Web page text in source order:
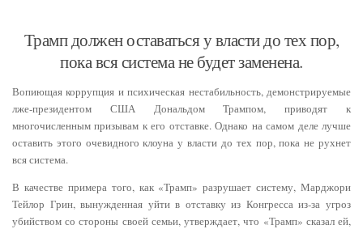
Трамп должен оставаться у власти до тех пор,
пока вся система не будет заменена.
Вопиющая коррупция и психическая нестабильность, демонстрируемые
лже-президентом США Дональдом Трампом, приводят к
многочисленным призывам к его отставке. Однако на самом деле лучше
оставить этого очевидного клоуна у власти до тех пор, пока не рухнет
вся система.
В качестве примера того, как «Трамп» разрушает систему, Марджори
Тейлор Грин, вынужденная уйти в отставку из Конгресса из-за угроз
убийством со стороны своей семьи, утверждает, что «Трамп» сказал ей,